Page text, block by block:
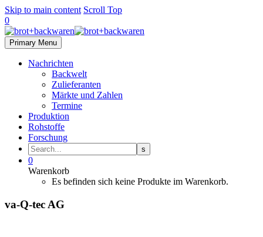
Skip to main content Scroll Top
0
Primary Menu
Nachrichten
Backwelt
Zulieferanten
Märkte und Zahlen
Termine
Produktion
Rohstoffe
Forschung
0
Warenkorb
Es befinden sich keine Produkte im Warenkorb.
va-Q-tec AG